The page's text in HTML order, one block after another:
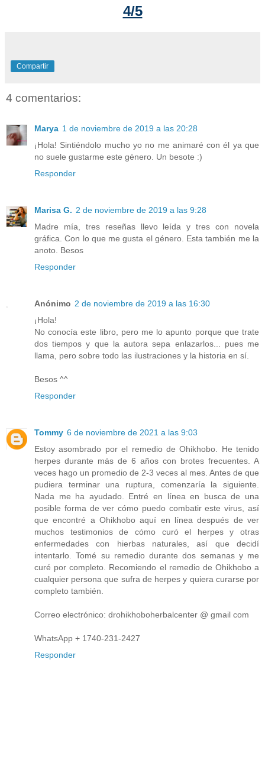
4/5
Compartir
4 comentarios:
Marya 1 de noviembre de 2019 a las 20:28
¡Hola! Sintiéndolo mucho yo no me animaré con él ya que
no suele gustarme este género. Un besote :)
Responder
Marisa G. 2 de noviembre de 2019 a las 9:28
Madre mía, tres reseñas llevo leída y tres con novela
gráfica. Con lo que me gusta el género. Esta también me la
anoto. Besos
Responder
Anónimo 2 de noviembre de 2019 a las 16:30
¡Hola!
No conocía este libro, pero me lo apunto porque que trate
dos tiempos y que la autora sepa enlazarlos... pues me
llama, pero sobre todo las ilustraciones y la historia en sí.
Besos ^^
Responder
Tommy 6 de noviembre de 2021 a las 9:03
Estoy asombrado por el remedio de Ohikhobo. He tenido
herpes durante más de 6 años con brotes frecuentes. A
veces hago un promedio de 2-3 veces al mes. Antes de que
pudiera terminar una ruptura, comenzaría la siguiente.
Nada me ha ayudado. Entré en línea en busca de una
posible forma de ver cómo puedo combatir este virus, así
que encontré a Ohikhobo aquí en línea después de ver
muchos testimonios de cómo curó el herpes y otras
enfermedades con hierbas naturales, así que decidí
intentarlo. Tomé su remedio durante dos semanas y me
curé por completo. Recomiendo el remedio de Ohikhobo a
cualquier persona que sufra de herpes y quiera curarse por
completo también.
Correo electrónico: drohikhoboherbalcenter @ gmail com
WhatsApp + 1740-231-2427
Responder